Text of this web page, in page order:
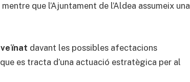
mentre que l’Ajuntament de l’Aldea assumeix una
davant les possibles afectacions
es tracta d’una actuació estratègica per al